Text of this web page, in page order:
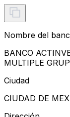
Nombre del
BANCO
MULTIPLE
Ciudad
CIUDAD DE